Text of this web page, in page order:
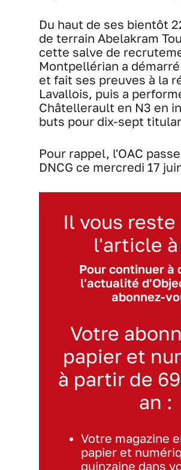
Du haut de ses bientôt
de terrain Abelakram
cette salve de
Montpellérian a démarré
et fait ses preuves à la
Lavallois, puis a
Châtellerault en N3 en
buts pour dix-sept
Pour rappel, l'OAC
DNCG ce mercredi 17
Il vous reste
l'article
Pour continuer à
l'actualité
abonnez-
Votre
papier et
à partir de
an :
Votre magazine
papier et
quinzaine dans